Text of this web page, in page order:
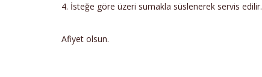
4. İsteğe göre üzeri sumakla süslenerek servis edilir.
Afiyet olsun.